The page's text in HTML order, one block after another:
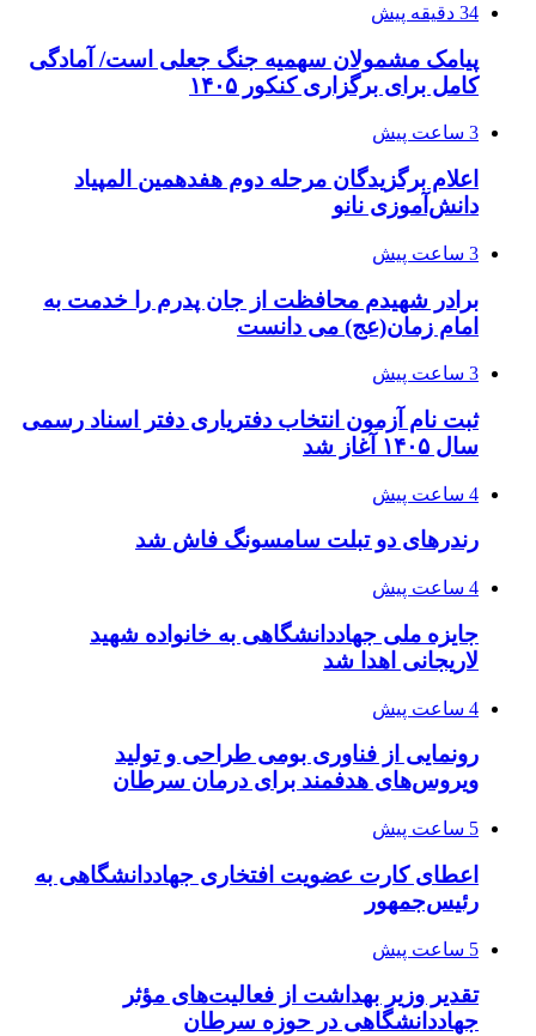
34 دقیقه پیش
پیامک مشمولان سهمیه جنگ جعلی است/ آمادگی
کامل برای برگزاری کنکور ۱۴۰۵
3 ساعت پیش
اعلام برگزیدگان مرحله دوم هفدهمین المپیاد
دانش‌آموزی نانو
3 ساعت پیش
برادر شهیدم محافظت از جان پدرم را خدمت به
امام زمان(عج) می دانست
3 ساعت پیش
ثبت نام آزمون انتخاب دفتریاری دفتر اسناد رسمی
سال ۱۴۰۵ آغاز شد
4 ساعت پیش
رندرهای دو تبلت سامسونگ فاش شد
4 ساعت پیش
جایزه ملی جهاددانشگاهی به خانواده شهید
لاریجانی اهدا شد
4 ساعت پیش
رونمایی از فناوری بومی طراحی و تولید
ویروس‌های هدفمند برای درمان سرطان
5 ساعت پیش
اعطای کارت عضویت افتخاری جهاددانشگاهی به
رئیس‌جمهور
5 ساعت پیش
تقدیر وزیر بهداشت از فعالیت‌های مؤثر
جهاددانشگاهی در حوزه سرطان